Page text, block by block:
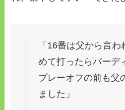
「16番は父から言
めて打ったらバーデ
プレーオフの前も父
ました」